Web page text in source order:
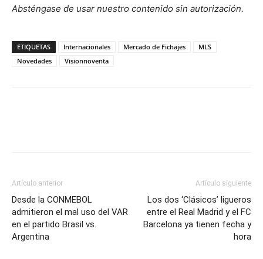
Absténgase de usar nuestro contenido sin autorización.
ETIQUETAS Internacionales Mercado de Fichajes
MLS
Novedades
Visionnoventa
Artículo anterior
Desde la CONMEBOL
admitieron el mal uso del VAR
en el partido Brasil vs.
Argentina
Artículo siguiente
Los dos ‘Clásicos’ ligueros
entre el Real Madrid y el FC
Barcelona ya tienen fecha y
hora